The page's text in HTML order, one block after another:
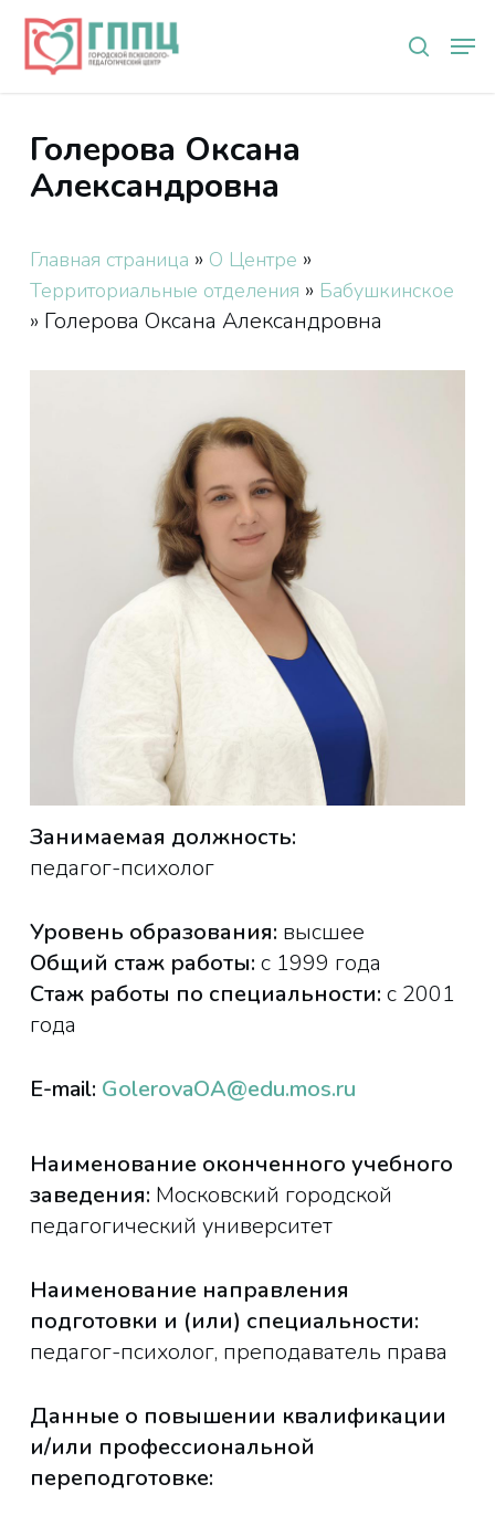
Skip
main
search
Голерова Оксана
Александровна
Главная страница » О Центре »
Территориальные отделения » Бабушкинское
» Голерова Оксана Александровна
Занимаемая должность:
педагог-психолог
Уровень образования: высшее
Общий стаж работы: с 1999 года
Стаж работы по специальности: с 2001
года
E-mail: GolerovaOA@edu.mos.ru
Наименование оконченного учебного
заведения: Московский городской
педагогический университет
Наименование направления
подготовки и (или) специальности:
педагог-психолог, преподаватель права
Данные о повышении квалификации
и/или профессиональной
переподготовке: